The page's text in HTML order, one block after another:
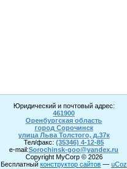
Юридический и почтовый адрес:
461900
Оренбургская область
город Сорочинск
улица Льва Толстого, д.37к
Тел/факс: (35346) 4-12-85
e-mail:Sorochinsk-goo@yandex.ru
Copyright MyCorp © 2026
Бесплатный конструктор сайтов — uCoz